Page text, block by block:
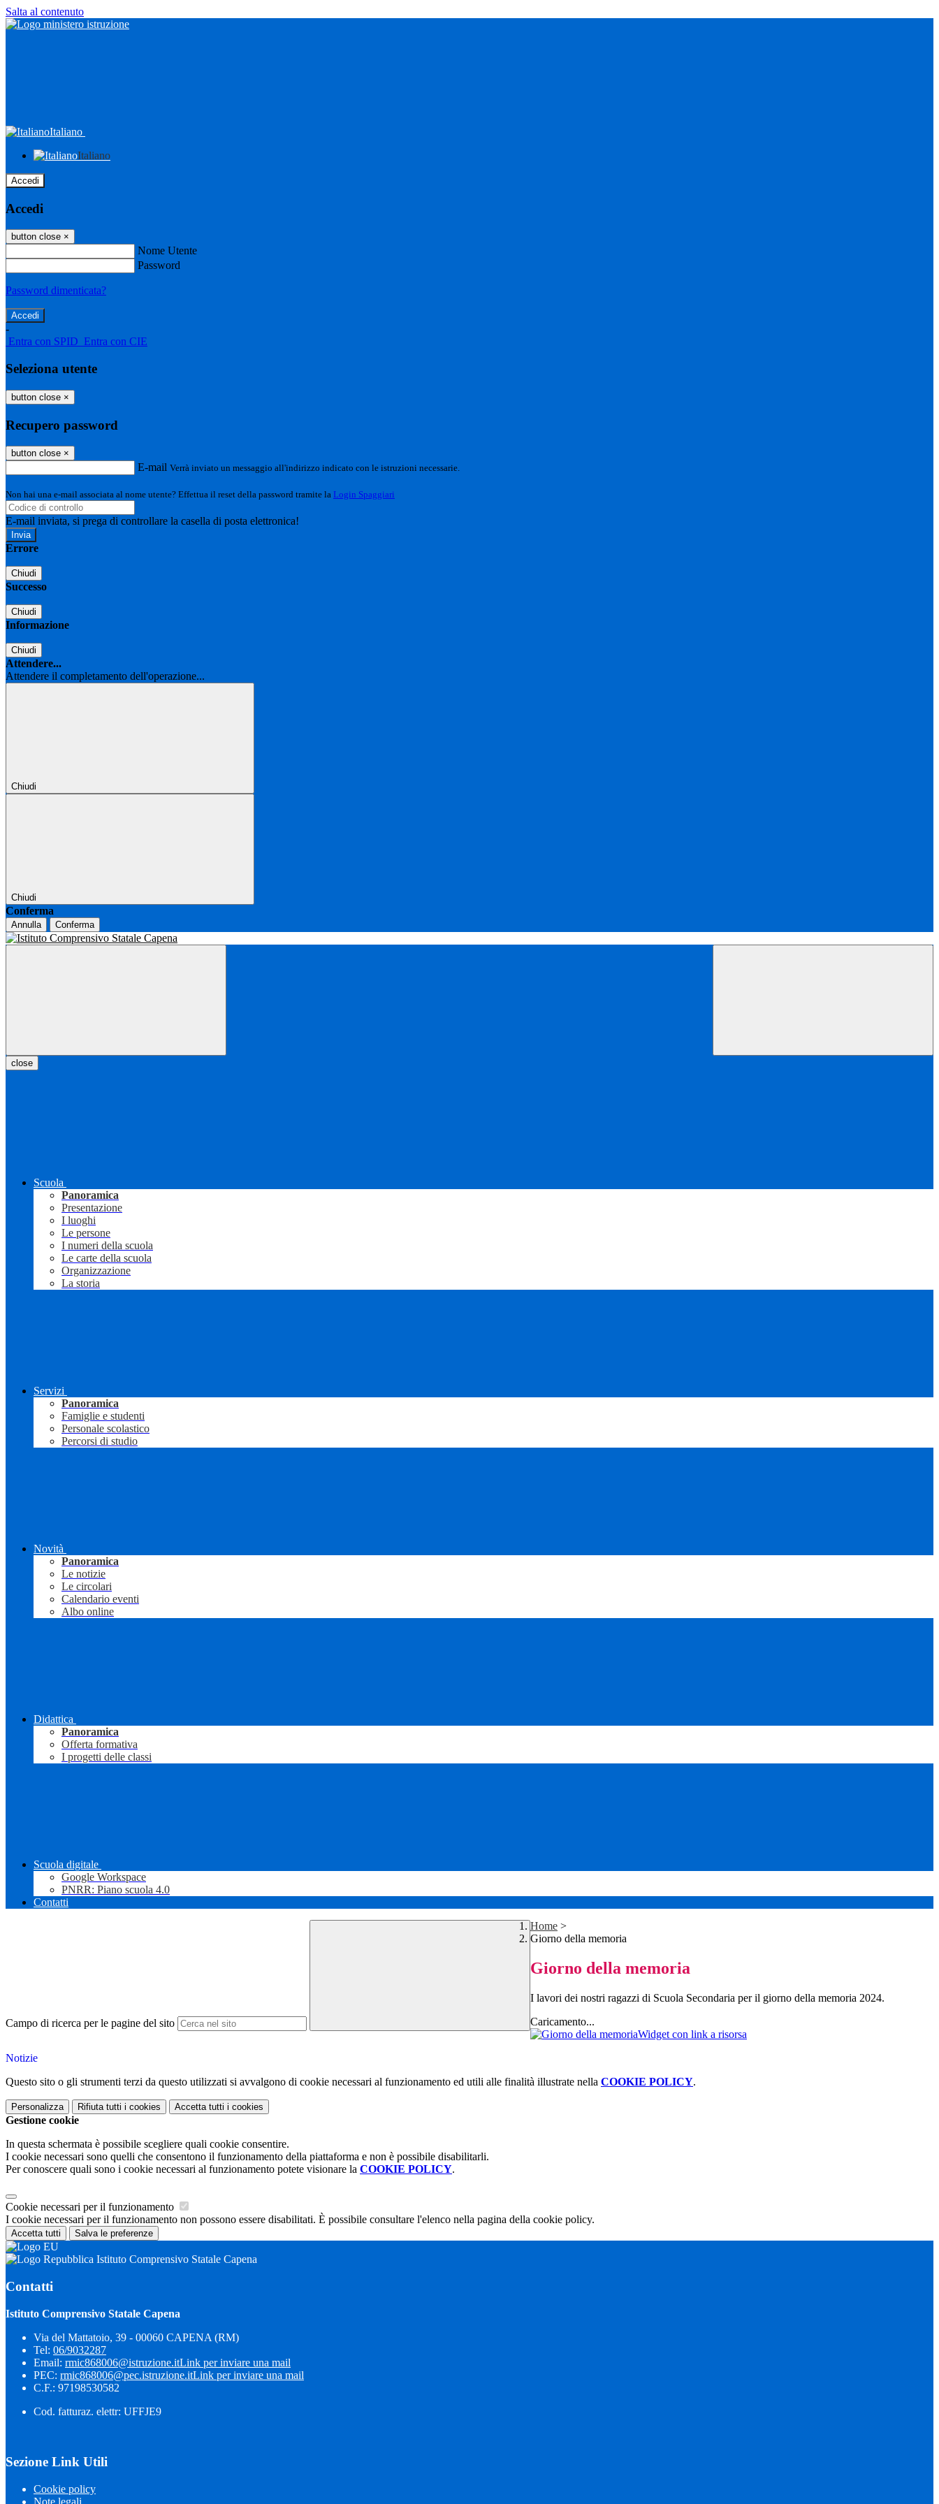
Salta al contenuto
Italiano
Italiano
Accedi
Accedi
button close ×
Nome Utente
Password
Password dimenticata?
-
Entra con SPID Entra con CIE
Seleziona utente
button close ×
Recupero password
button close ×
E-mail Verrà inviato un messaggio all'indirizzo indicato con le istruzioni necessarie.
Non hai una e-mail associata al nome utente? Effettua il reset della password tramite la Login Spaggiari
E-mail inviata, si prega di controllare la casella di posta elettronica!
Errore
Chiudi
Successo
Chiudi
Informazione
Chiudi
Attendere...
Attendere il completamento dell'operazione...
Chiudi
Chiudi
Conferma
Annulla Conferma
close
Scuola
Panoramica
Presentazione
I luoghi
Le persone
I numeri della scuola
Le carte della scuola
Organizzazione
La storia
Servizi
Panoramica
Famiglie e studenti
Personale scolastico
Percorsi di studio
Novità
Panoramica
Le notizie
Le circolari
Calendario eventi
Albo online
Didattica
Panoramica
Offerta formativa
I progetti delle classi
Scuola digitale
Google Workspace
PNRR: Piano scuola 4.0
Contatti
Campo di ricerca per le pagine del sito
Home >
Giorno della memoria
Giorno della memoria
I lavori dei nostri ragazzi di Scuola Secondaria per il giorno della memoria 2024.
Caricamento...
Widget con link a risorsa
Notizie
Questo sito o gli strumenti terzi da questo utilizzati si avvalgono di cookie necessari al funzionamento ed utili alle finalità illustrate nella COOKIE POLICY.
Personalizza Rifiuta tutti i cookies Accetta tutti i cookies
Gestione cookie
In questa schermata è possibile scegliere quali cookie consentire.
I cookie necessari sono quelli che consentono il funzionamento della piattaforma e non è possibile disabilitarli.
Per conoscere quali sono i cookie necessari al funzionamento potete visionare la COOKIE POLICY.
Cookie necessari per il funzionamento
I cookie necessari per il funzionamento non possono essere disabilitati. È possibile consultare l'elenco nella pagina della cookie policy.
Accetta tutti Salva le preferenze
Istituto Comprensivo Statale Capena
Contatti
Istituto Comprensivo Statale Capena
Via del Mattatoio, 39 - 00060 CAPENA (RM)
Tel: 06/9032287
Email: rmic868006@istruzione.itLink per inviare una mail
PEC: rmic868006@pec.istruzione.itLink per inviare una mail
C.F.: 97198530582
Cod. fatturaz. elettr: UFFJE9
Sezione Link Utili
Cookie policy
Note legali